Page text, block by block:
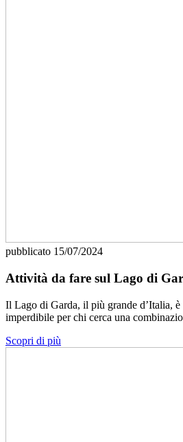
pubblicato 15/07/2024
Attività da fare sul Lago di
Il Lago di Garda, il più grande d’Italia, è
imperdibile per chi cerca una
Scopri di più